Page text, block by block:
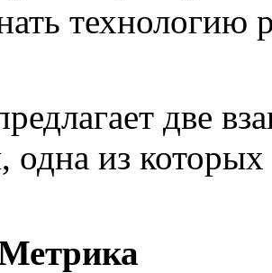
технологию
две
одна из